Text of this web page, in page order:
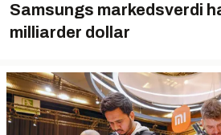
Samsungs markedsverdi
milliarder dollar